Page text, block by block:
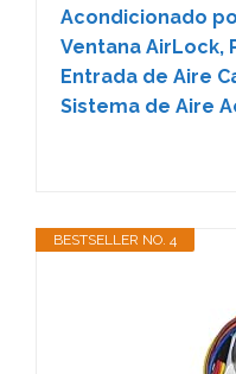
Acondicionado
Ventana AirLock,
Entrada de Aire
Sistema de Aire
BESTSELLER NO. 4